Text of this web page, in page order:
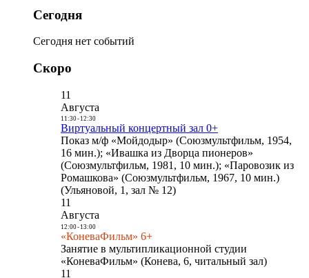
Сегодня
Сегодня нет событий
Скоро
11
Августа
11:30- 12:30
Виртуальный концертный зал 0+
Показ м/ф «Мойдодыр» (Союзмультфильм, 1954,
16 мин.); «Ивашка из Дворца пионеров»
(Союзмультфильм, 1981, 10 мин.); «Паровозик из
Ромашкова» (Союзмультфильм, 1967, 10 мин.)
(Ульяновой, 1, зал № 12)
11
Августа
12:00- 13:00
«КоневаФильм» 6+
Занятие в мультипликационной студии
«КоневаФильм» (Конева, 6, читальный зал)
11